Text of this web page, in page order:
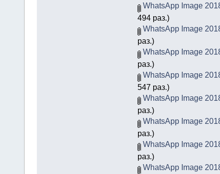
WhatsApp Image
494 раз.)
WhatsApp Image
раз.)
WhatsApp Image
раз.)
WhatsApp Image
547 раз.)
WhatsApp Image
раз.)
WhatsApp Image
раз.)
WhatsApp Image
раз.)
WhatsApp Image